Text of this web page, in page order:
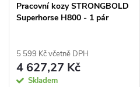
Pracovní kozy STRONGBOLD
Superhorse H800 - 1 pár
5 599 Kč včetně DPH
4 627,27 Kč
Skladem